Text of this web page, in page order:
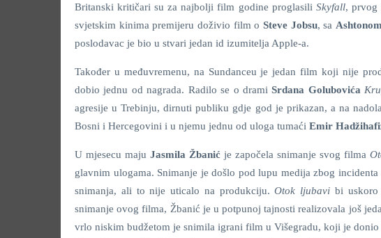
Britanski kritičari su za najbolji film godine proglasili Skyfall, prvog
svjetskim kinima premijeru doživio film o Steve Jobsu, sa
poslodavac je bio u stvari jedan id izumitelja Apple-a.
Također u međuvremenu, na Sundanceu je jedan film koji nije
dobio jednu od nagrada. Radilo se o dramiSrdana Golubovića
agresije u Trebinju, dirnuti publiku gdje god je prikazan, a na
Bosni i Hercegovini i u njemu jednu od uloga tumaći Emir
U mjesecu maju Jasmila Žbanić je započela snimanje svog filma
glavnim ulogama. Snimanje je došlo pod lupu medija zbog
snimanja, ali to nije uticalo na produkciju.Otok ljubavi bi
snimanje ovog filma, Žbanić je u potpunoj tajnosti realizovala još
vrlo niskim budžetom je snimila igrani film u Višegradu, koji je